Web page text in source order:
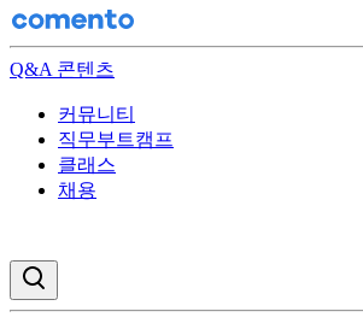
Q&A 콘텐츠
커뮤니티
직무부트캠프
클래스
채용